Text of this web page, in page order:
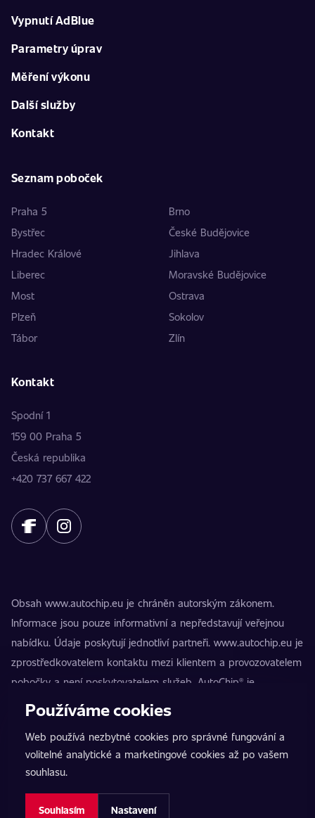
Vypnutí AdBlue
Parametry úprav
Měření výkonu
Další služby
Kontakt
Seznam poboček
Praha 5
Brno
Bystřec
České Budějovice
Hradec Králové
Jihlava
Liberec
Moravské Budějovice
Most
Ostrava
Plzeň
Sokolov
Tábor
Zlín
Kontakt
Spodní 1
159 00 Praha 5
Česká republika
+420 737 667 422
Obsah www.autochip.eu je chráněn autorským zákonem.
Informace jsou pouze informativní a nepředstavují veřejnou
nabídku. Údaje poskytují jednotliví partneři. www.autochip.eu je
zprostředkovatelem kontaktu mezi klientem a provozovatelem
pobočky a není poskytovatelem služeb. AutoChip® je
registrovaná ochranná známka Petra Kučery. Úpravy, které
nezpůsobilosti vozidla k provozu na pozemních komunikacích.
Přesné informace poskytuje vždy konkrétní provozovatel
pobočky.
Nastavení cookies
Používáme cookies
Web používá nezbytné cookies pro správné fungování a
volitelné analytické a marketingové cookies až po vašem
souhlasu.
Souhlasím Nastavení